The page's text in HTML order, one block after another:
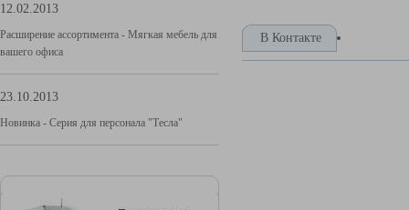
12.02.2013
Расширение ассортимента - Мягкая мебель для
вашего офиса
23.10.2013
Новинка - Серия для персонала "Тесла"
В Контакте